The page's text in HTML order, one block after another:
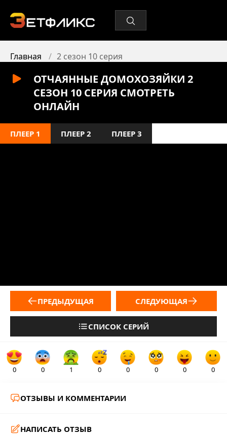
Главная 2 сезон 10 серия
ОТЧАЯННЫЕ ДОМОХОЗЯЙКИ 2
СЕЗОН 10 СЕРИЯ СМОТРЕТЬ
ОНЛАЙН
ПЛЕЕР 1 ПЛЕЕР 2 ПЛЕЕР 3
ПРЕДЫДУЩАЯ
СПИСОК СЕРИЙ
СЛЕДУЮЩАЯ
0 0 1 0 0 0 0 0
ОТЗЫВЫ И КОММЕНТАРИИ
НАПИСАТЬ ОТЗЫВ